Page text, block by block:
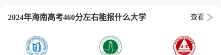
2024年海南高考460分左右能报什么大学 查看